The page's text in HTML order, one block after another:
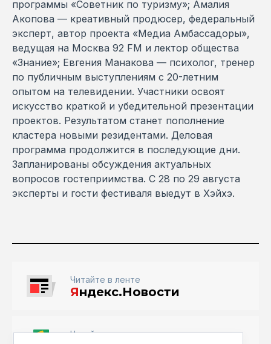
программы «Советник по туризму»; Амалия
Акопова — креативный продюсер, федеральный
эксперт, автор проекта «Медиа Амбассадоры»,
ведущая на Москва 92 FM и лектор общества
«Знание»; Евгения Манакова — психолог, тренер
по публичным выступлениям с 20-летним
опытом на телевидении. Участники освоят
искусство краткой и убедительной презентации
проектов. Результатом станет пополнение
кластера новыми резидентами. Деловая
программа продолжится в последующие дни.
Запланированы обсуждения актуальных
вопросов гостеприимства. С 28 по 29 августа
эксперты и гости фестиваля выедут в Хэйхэ.
Читайте в ленте
Яндекс.Новости
Читайте в ленте